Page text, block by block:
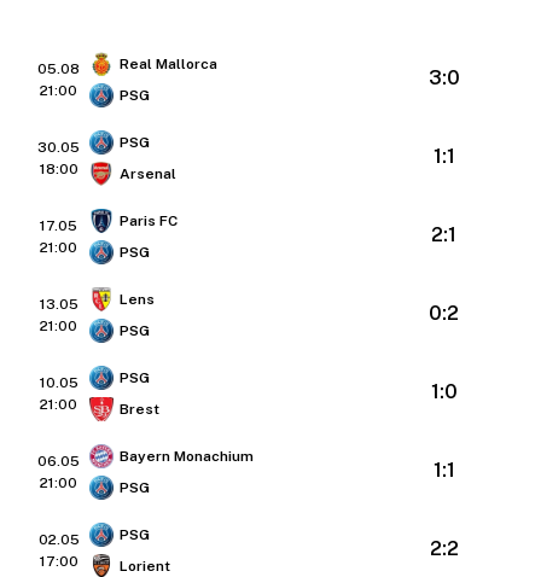
05.08
21:00
Real Mallorca
PSG
3:0
30.05
18:00
PSG
Arsenal
1:1
17.05
21:00
Paris FC
PSG
2:1
13.05
21:00
Lens
PSG
0:2
10.05
21:00
PSG
Brest
1:0
06.05
21:00
Bayern Monachium
PSG
1:1
02.05
17:00
PSG
Lorient
2:2